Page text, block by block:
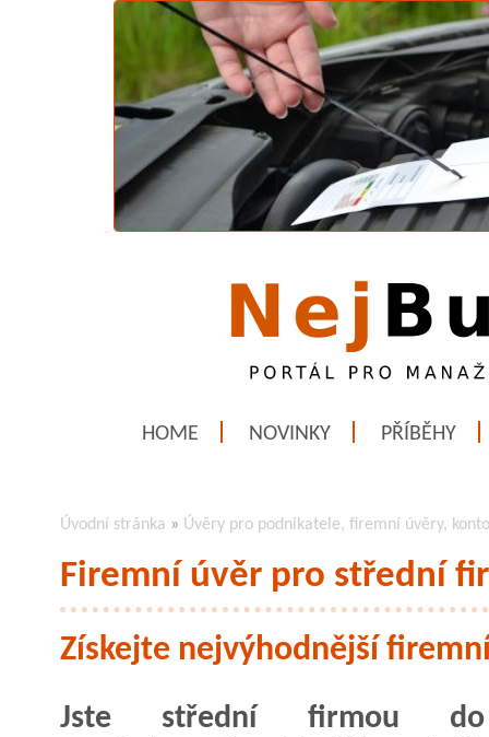
HOME NOVINKY PŘÍBĚHY
Úvodní stránka » Úvěry pro podnikatele, firemní úvěry,
Firemní úvěr pro střední
Získejte nejvýhodnější
Jste střední firmou